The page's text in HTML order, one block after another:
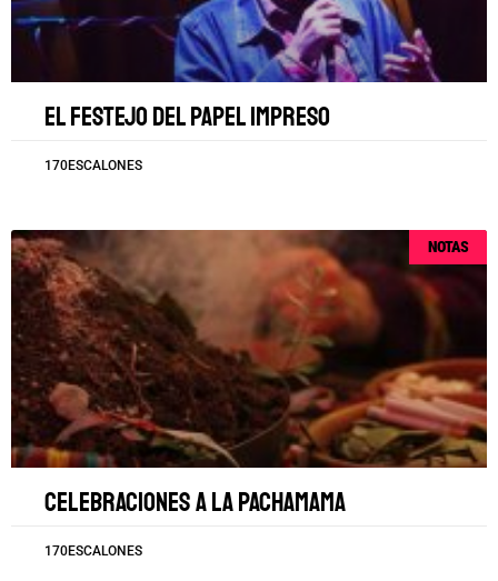
El festejo del papel impreso
170ESCALONES
NOTAS
Celebraciones a la Pachamama
170ESCALONES